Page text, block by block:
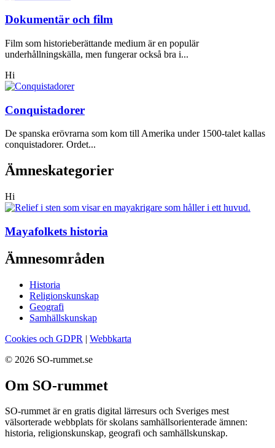
Dokumentär och film
Film som historieberättande medium är en populär
underhållningskälla, men fungerar också bra i...
Hi
Conquistadorer
De spanska erövrarna som kom till Amerika under 1500-talet kallas
conquistadorer. Ordet...
Ämneskategorier
Hi
Mayafolkets historia
Ämnesområden
Historia
Religionskunskap
Geografi
Samhällskunskap
Cookies och GDPR | Webbkarta
© 2026 SO-rummet.se
Om SO-rummet
SO-rummet är en gratis digital lärresurs och Sveriges mest
välsorterade webbplats för skolans samhällsorienterade ämnen:
historia, religionskunskap, geografi och samhällskunskap.